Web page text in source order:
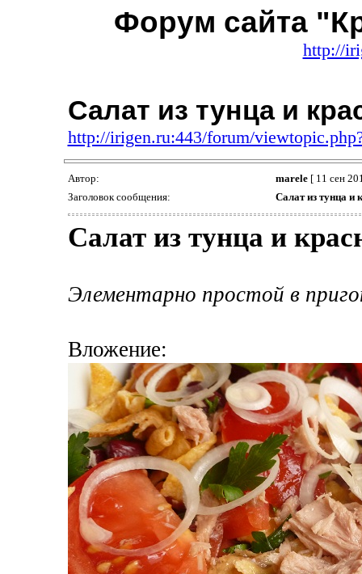
Форум сайта
http://
Салат из тунца и
http://irigen.ru:443/forum/
Автор: marele[ 11 сен
Заголовок сообщения:
Салат из тунца и
Салат из тунца и
Элементарно простой в
Вложение: